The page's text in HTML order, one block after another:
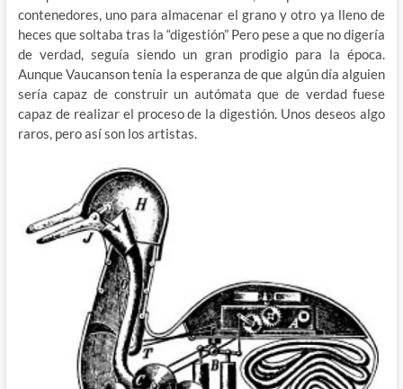
contenedores, uno para almacenar el grano y otro ya lleno de
heces que soltaba tras la “digestión” Pero pese a que no digería
de verdad, seguía siendo un gran prodigio para la época.
Aunque Vaucanson tenía la esperanza de que algún día alguien
sería capaz de construir un autómata que de verdad fuese
capaz de realizar el proceso de la digestión. Unos deseos algo
raros, pero así son los artistas.